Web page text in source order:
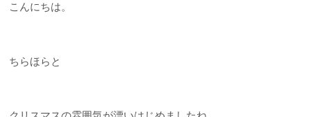
こんにちは。
ちらほらと